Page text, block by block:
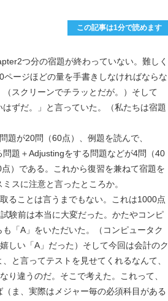
この記事は1分で読めます
つ分の宿題が終わっていない。難しく
ージほどの量を手書きしなければならな
スクリーンでチラッとだが。）そして
ずだ。」と言っていた。（私たちは宿題
題が20問（60点）、例題を読んで、
題＋Adjustingをする問題などが4問（40
）である。これから復習を兼ねて宿題を
スに注意と言ったところか。
ることは言うまでもない。これは1000点
験前は本当に大変だった。かたやコンピ
「A」をいただいた。（コンピュータク
しい「A」だった）そして今回は会計のク
と言ってテストを見せてくれるなんて、
り違うのだ。そこで考えた。これって、
ま、実際はメジャー毎の必須科目がある